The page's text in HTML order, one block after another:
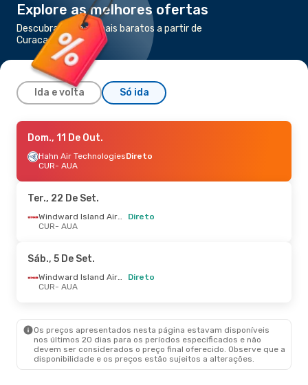
Explore as melhores ofertas
Descubra os voos mais baratos a partir de
Curacao para Aruba
Ida e volta Só ida
Qui., 3 De Set.- Seg., 7 De Set.
Windward Island Airways Direto
CUR- AUA
AUA- CUR
Dom., 11 De Out.- Ter., 13 De Out.
Hahn Air Technologies
AUA- CUR
Windward Island Airways
Direto
AUA- CUR
Dom., 11 De Out.
Hahn Air TechnologiesDireto
CUR- AUA
Ter., 22 De Set.
Windward Island Airways
Direto
CUR- AUA
Sáb., 5 De Set.
Windward Island Airways
Direto
CUR- AUA
Os preços apresentados nesta página estavam disponíveis
nos últimos 20 dias para os períodos especificados e não
devem ser considerados o preço final oferecido. Observe que a
disponibilidade e os preços estão sujeitos a alterações.